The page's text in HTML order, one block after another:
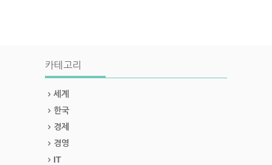
카테고리
세계
한국
경제
경영
IT